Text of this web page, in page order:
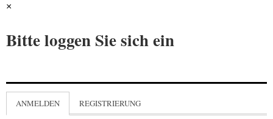
×
Bitte loggen Sie sich ein
ANMELDEN REGISTRIERUNG